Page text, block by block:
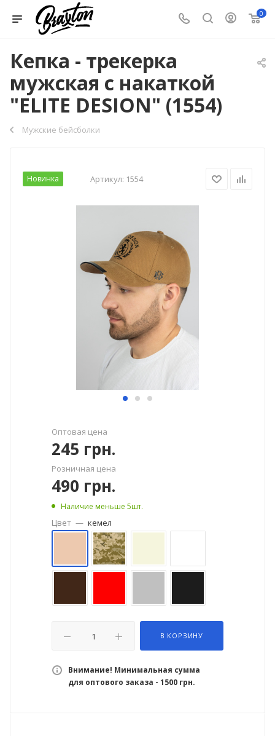
0
Кепка - трекерка
мужская с накаткой
"ELITE DESION" (1554)
Мужские бейсболки
Новинка Артикул: 1554
Оптовая цена
245 грн.
Розничная цена
490 грн.
Наличие меньше 5шт.
Цвет — кемел
В КОРЗИНУ
Внимание! Минимальная сумма
для оптового заказа - 1500 грн.